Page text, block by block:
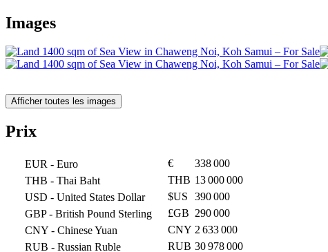
Images
Afficher toutes les images
Prix
EUR - Euro €
338 000
THB - Thai Baht THB 13 000 000
USD - United States Dollar $US
390 000
GBP- British Pound Sterling £GB 290 000
CNY - Chinese Yuan CNY 2 633 000
RUB - Russian Ruble RUB 30 978 000